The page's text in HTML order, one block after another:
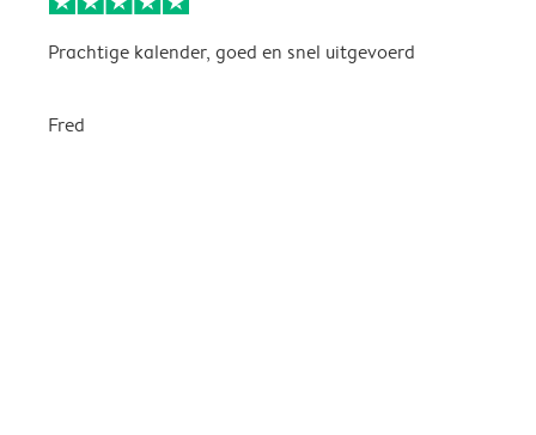
Prachtige kalender, goed en snel uitgevoerd
Fred